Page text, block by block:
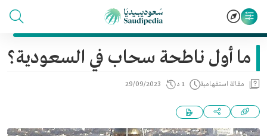
ما أول ناطحة سحاب في السعودية؟
مقالة استفهامية 1 د 29/09/2023